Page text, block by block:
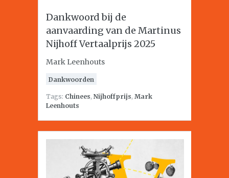
Dankwoord bij de
aanvaarding van de Martinus
Nijhoff Vertaalprijs 2025
Mark Leenhouts
Dankwoorden
Tags: Chinees, Nijhoffprijs, Mark
Leenhouts